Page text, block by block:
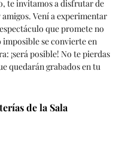
te invitamos a disfrutar de
Vení a experimentar
que promete no
se convierte en
¡será posible! No te pierdas
quedarán grabados en tu
de la Sala